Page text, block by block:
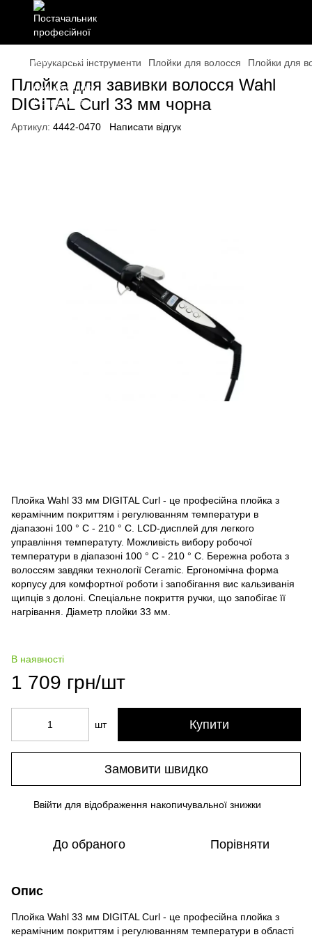
Перукарські інструменти Плойки для волосся Плойки для
Плойка для завивки волосся Wahl
DIGITAL Curl 33 мм чорна
Артикул: 4442-0470 Написати відгук
Плойка Wahl 33 мм DIGITAL Curl - це професійна плойка з
керамічним покриттям і регулюванням температури в
діапазоні 100 ° C - 210 ° C. LCD-дисплей для легкого
управління температуту. Можливість вибору робочої
температури в діапазоні 100 ° C - 210 ° C. Бережна робота з
волоссям завдяки технології Ceramic. Ергономічна форма
корпусу для комфортної роботи і запобігання вис кальзиванія
щипців з долоні. Спеціальне покриття ручки, що запобігає її
нагрівання. Діаметр плойки 33 мм.
В наявності
1 709 грн/шт
шт Купити
Замовити швидко
Ввійти для відображення накопичувальної знижки
До обраного Порівняти
Опис
Плойка Wahl 33 мм DIGITAL Curl - це професійна плойка з
керамічним покриттям і регулюванням температури в області